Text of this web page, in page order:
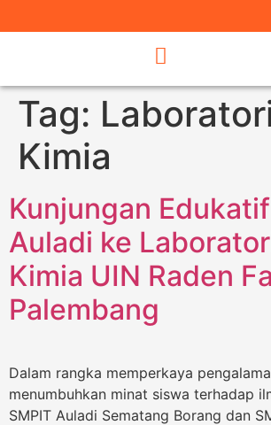
Tag:
Kimia
Kunjungan
Auladi ke
Kimia UIN Raden
Palembang
Dalam rangka memperkaya
menumbuhkan minat siswa terhadap
SMPIT Auladi Sematang Borang dan